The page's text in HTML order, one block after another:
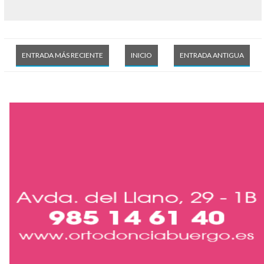
ENTRADA MÁS RECIENTE ENTRADA ANTIGUA
INICIO